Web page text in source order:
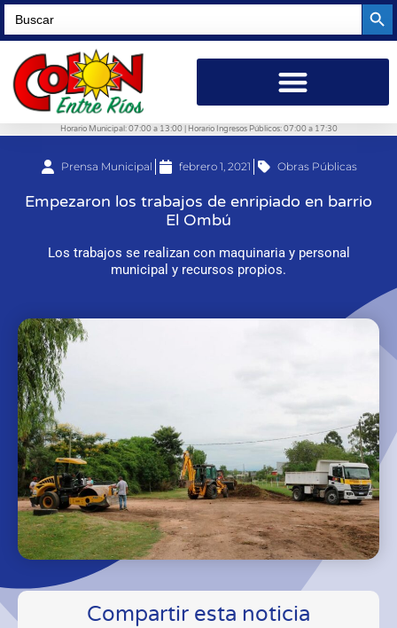
Search
for:
Horario Municipal: 07:00 a 13:00 | Horario Ingresos Públicos: 07:00 a 17:30
Prensa Municipal febrero 1, 2021 Obras Públicas
Empezaron los trabajos de enripiado en barrio
El Ombú
Los trabajos se realizan con maquinaria y personal
municipal y recursos propios.
Compartir esta noticia